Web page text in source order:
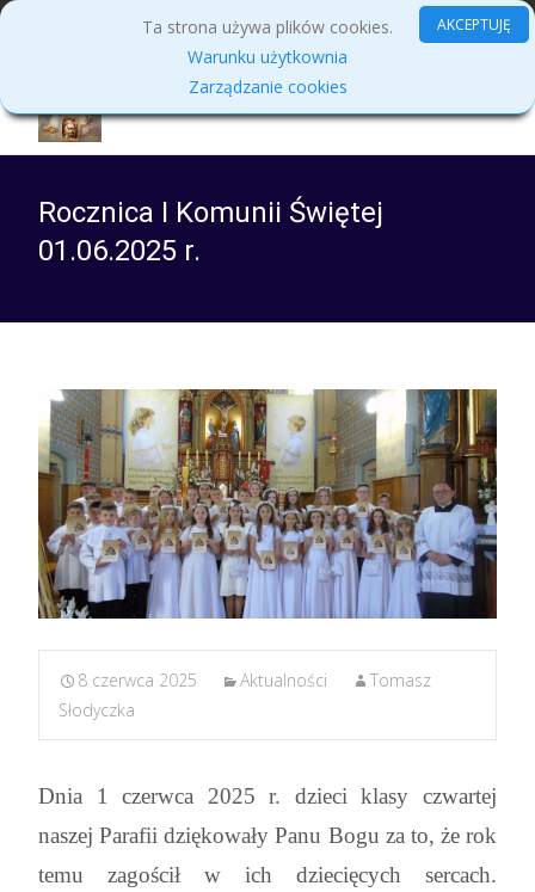
Rocznica I Komunii Świętej
01.06.2025 r.
8 czerwca 2025 Aktualności
Tomasz
Słodyczka
Dnia 1 czerwca 2025 r. dzieci klasy czwartej
naszej Parafii dziękowały Panu Bogu za to, że rok
temu zagościł w ich dziecięcych sercach.
Ta strona używa plików cookies.
Warunku użytkownia
Zarządzanie cookies
AKCEPTUJĘ